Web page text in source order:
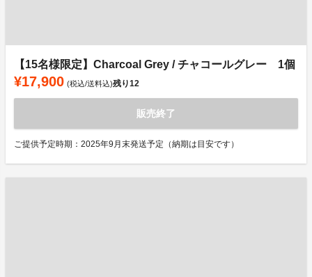
【15名様限定】Charcoal Grey / チャコールグレー 1個
¥17,900 (税込/送料込)残り12
販売終了
ご提供予定時期：2025年9月末発送予定（納期は目安です）